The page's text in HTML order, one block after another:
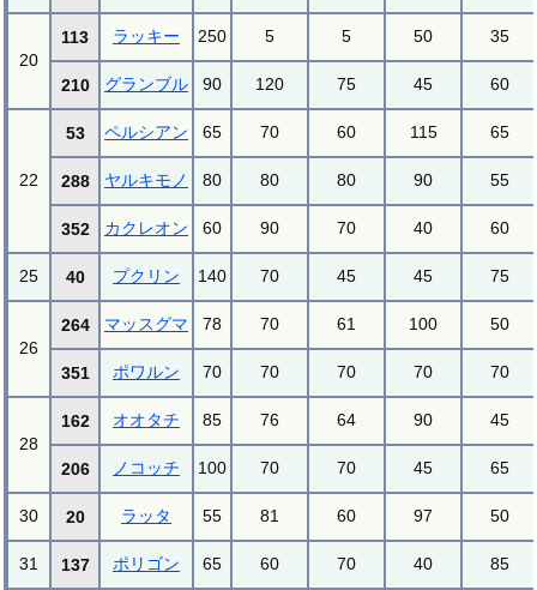
20
113 ラッキー 250 5 5 50 35
210 グランブル 90 120 75 45 60
22
53 ペルシアン 65 70 60 115 65
288 ヤルキモノ 80 80 80 90 55
352 カクレオン 60 90 70 40 60
25 40 プクリン 140 70 45 45 75
26
264 マッスグマ 78 70 61 100 50
351 ポワルン 70 70 70 70 70
28
162 オオタチ 85 76 64 90 45
206 ノコッチ 100 70 70 45 65
30 20 ラッタ 55 81 60 97 50
31 137 ポリゴン 65 60 70 40 85